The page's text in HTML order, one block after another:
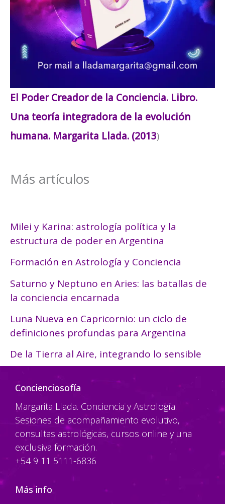
El Poder Creador de la Conciencia. Libro.
Una teoría integradora de la evolución
humana. Margarita Llada. (2013)
Más artículos
Milei y Karina: astrología política y la
estructura de poder en Argentina
Formación en Astrología y Conciencia
Saturno y Neptuno en Aries: las batallas de
la conciencia encarnada
Luna Nueva en Capricornio: un ciclo de
definiciones profundas para Argentina
De la Tierra al Aire, integrando lo sensible
Concienciosofía
Margarita Llada. Conciencia y Astrología.
Sesiones de acompañamiento evolutivo,
consultas astrológicas, cursos online y una
exclusiva formación.
+54 9 11 5111-6836
Más info